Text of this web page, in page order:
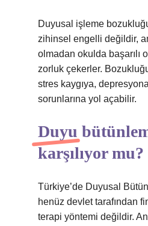
Duyusal işleme
zihinsel engelli değildir,
olmadan okulda başarılı
zorluk çekerler.
stres kaygıya,
sorunlarına yol açabilir.
Duyu
karşılıyor mu?
Türkiye’de Duyusal
henüz devlet tarafından
terapi yöntemi değildir.